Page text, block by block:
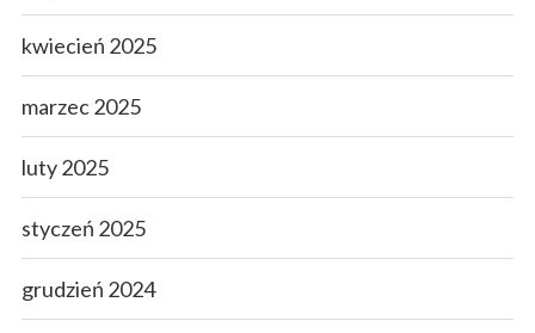
kwiecień 2025
marzec 2025
luty 2025
styczeń 2025
grudzień 2024